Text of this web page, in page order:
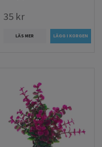
35 kr
LÄS MER